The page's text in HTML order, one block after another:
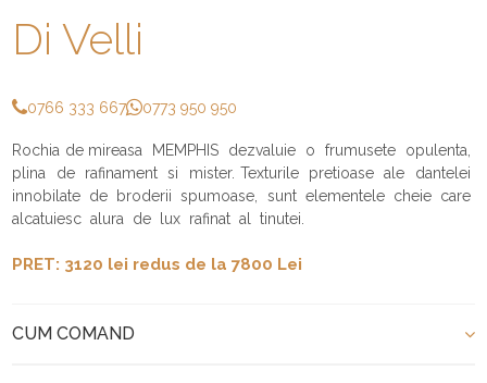
Di Velli
0766 333 667 0773 950 950
Rochia de mireasa MEMPHIS dezvaluie o frumusete opulenta,
plina de rafinament si mister. Texturile pretioase ale dantelei
innobilate de broderii spumoase, sunt elementele cheie care
alcatuiesc alura de lux rafinat al tinutei.
PRET: 3120 lei redus de la 7800 Lei
CUM COMAND